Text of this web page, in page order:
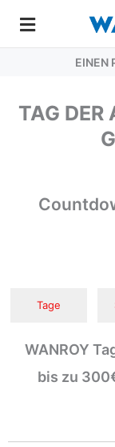
Inhalt
EINEN
TAG
Tage
WANROY
bis zu